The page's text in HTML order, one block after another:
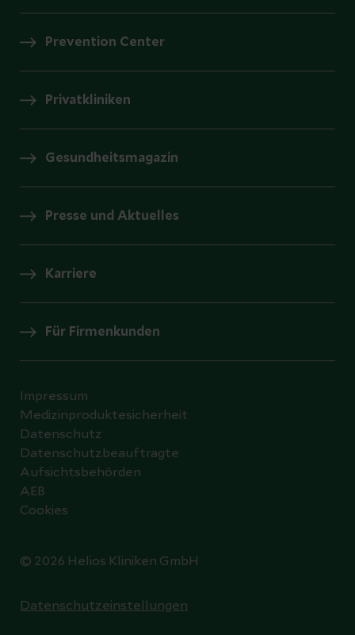
Prevention Center
Privatkliniken
Gesundheitsmagazin
Presse und Aktuelles
Karriere
Für Firmenkunden
© 2026 Helios Kliniken GmbH
Impressum
Medizinproduktesicherheit
Datenschutz
Datenschutzbeauftragte
Aufsichtsbehörden
AEB
Cookies
Datenschutzeinstellungen